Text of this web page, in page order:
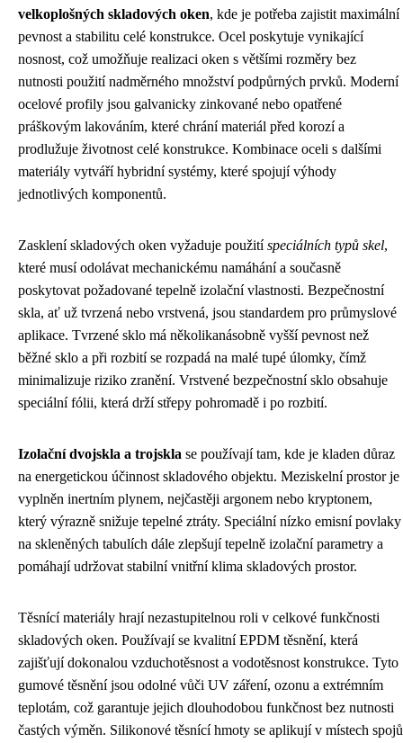
velkoplošných skladových oken, kde je potřeba zajistit maximální
pevnost a stabilitu celé konstrukce. Ocel poskytuje vynikající
nosnost, což umožňuje realizaci oken s většími rozměry bez
nutnosti použití nadměrného množství podpůrných prvků. Moderní
ocelové profily jsou galvanicky zinkované nebo opatřené
práškovým lakováním, které chrání materiál před korozí a
prodlužuje životnost celé konstrukce. Kombinace oceli s dalšími
materiály vytváří hybridní systémy, které spojují výhody
jednotlivých komponentů.
Zasklení skladových oken vyžaduje použitíspeciálních typů skel,
které musí odolávat mechanickému namáhání a současně
poskytovat požadované tepelně izolační vlastnosti. Bezpečnostní
skla, ať už tvrzená nebo vrstvená, jsou standardem pro průmyslové
aplikace. Tvrzené sklo má několikanásobně vyšší pevnost než
běžné sklo a při rozbití se rozpadá na malé tupé úlomky, čímž
minimalizuje riziko zranění. Vrstvené bezpečnostní sklo obsahuje
speciální fólii, která drží střepy pohromadě i po rozbití.
Izolační dvojskla a trojskla se používají tam, kde je kladen důraz
na energetickou účinnost skladového objektu. Meziskelní prostor je
vyplněn inertním plynem, nejčastěji argonem nebo kryptonem,
který výrazně snižuje tepelné ztráty. Speciální nízko emisní povlaky
na skleněných tabulích dále zlepšují tepelně izolační parametry a
pomáhají udržovat stabilní vnitřní klima skladových prostor.
Těsnící materiály hrají nezastupitelnou roli v celkové funkčnosti
skladových oken. Používají se kvalitní EPDM těsnění, která
zajišťují dokonalou vzduchotěsnost a vodotěsnost konstrukce. Tyto
gumové těsnění jsou odolné vůči UV záření, ozonu a extrémním
teplotám, což garantuje jejich dlouhodobou funkčnost bez nutnosti
častých výměn. Silikonové těsnící hmoty se aplikují v místech spojů